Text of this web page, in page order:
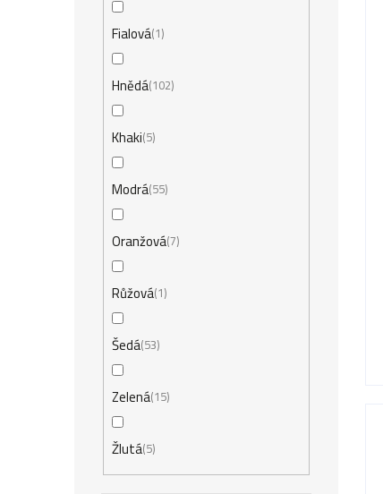
Fialová 1
Hnědá 102
Khaki 5
Modrá 55
Oranžová7
Růžová 1
Šedá 53
Zelená 15
Žlutá 5